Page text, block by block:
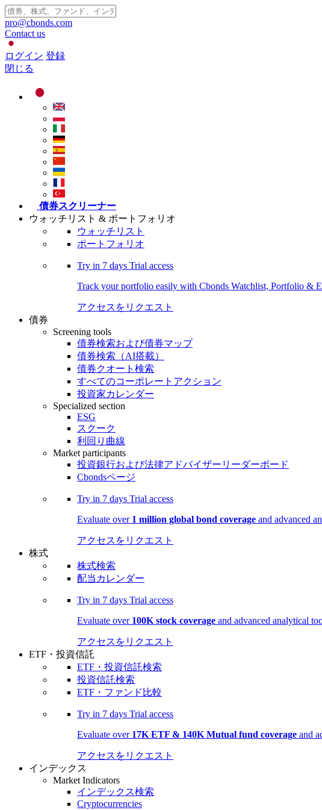
pro@cbonds.com
Contact us
ログイン 登録
閉じる
債券スクリーナー
ウォッチリスト & ポートフォリオ
ウォッチリスト
ポートフォリオ
Try in 7 days Trial access
Track your portfolio easily with Cbonds Watchlist, Portfolio &
アクセスをリクエスト
債券
Screening tools
債券検索および債券マップ
債券検索（AI搭載）
債券クオート検索
すべてのコーポレートアクション
投資家カレンダー
Specialized section
ESG
スクーク
利回り曲線
Market participants
投資銀行および法律アドバイザーリーダーボード
Cbondsページ
Try in 7 days Trial access
Evaluate over 1 million global bond coverage and advanced
アクセスをリクエスト
株式
株式検索
配当カレンダー
Try in 7 days Trial access
Evaluate over 100K stock coverage and advanced analytical
アクセスをリクエスト
ETF・投資信託
ETF・投資信託検索
投資信託検索
ETF・ファンド比較
Try in 7 days Trial access
Evaluate over 17K ETF & 140K Mutual fund coverage and
アクセスをリクエスト
インデックス
Market Indicators
インデックス検索
Cryptocurrencies